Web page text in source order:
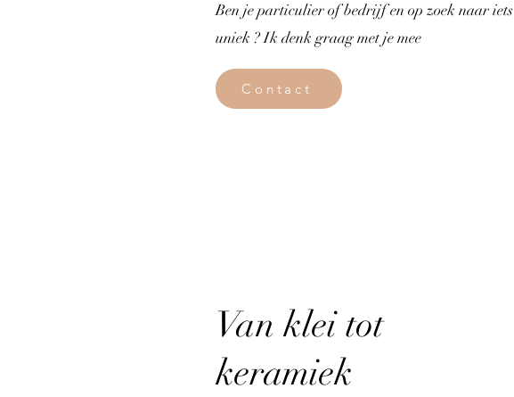
Ben je particulier of bedrijf en op zoek naar iets
uniek ? Ik denk graag met je mee
Contact
Van klei tot
keramiek